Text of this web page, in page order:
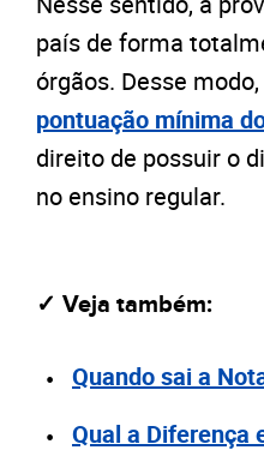
país de forma
órgãos. Desse
pontuação mínima
direito de possuir o
no ensino regular.
✓ Veja também:
Quando sai a
Qual a Diferença